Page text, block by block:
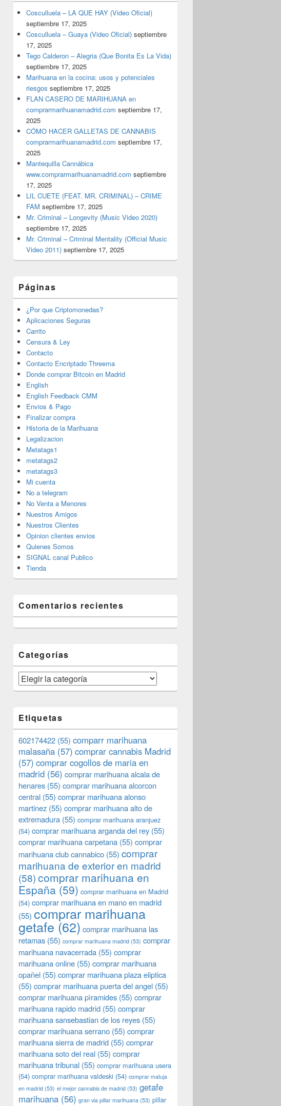
Cosculluela – LA QUE HAY (Video Oficial)
septiembre 17, 2025
Cosculluela – Guaya (Video Oficial) septiembre
17, 2025
Tego Calderon – Alegria (Que Bonita Es La Vida)
septiembre 17, 2025
Marihuana en la cocina: usos y potenciales
riesgos septiembre 17, 2025
FLAN CASERO DE MARIHUANA en
comprarmarihuanamadrid.com septiembre 17,
2025
CÓMO HACER GALLETAS DE CANNABIS
comprarmarihuanamadrid.com septiembre 17,
2025
Mantequilla Cannábica
www.comprarmarihuanamadrid.com septiembre
17, 2025
LIL CUETE (FEAT. MR. CRIMINAL) – CRIME
FAM septiembre 17, 2025
Mr. Criminal – Longevity (Music Video 2020)
septiembre 17, 2025
Mr. Criminal – Criminal Mentality (Official Music
Video 2011) septiembre 17, 2025
Páginas
¿Por que Criptomonedas?
Aplicaciones Seguras
Carrito
Censura & Ley
Contacto
Contacto Encriptado Threema
Donde comprar Bitcoin en Madrid
English
English Feedback CMM
Envios & Pago
Finalizar compra
Historia de la Marihuana
Legalizacion
Metatags1
metatags2
metatags3
Mi cuenta
No a telegram
No Venta a Menores
Nuestros Amigos
Nuestros Clientes
Opinion clientes envios
Quienes Somos
SIGNAL canal Publico
Tienda
Comentarios recientes
Categorías
Categorías
Etiquetas
602174422 (55) comparr marihuana
malasaña (57) comprar cannabis Madrid
(57) comprar cogollos de maria en
madrid (56) comprar marihuana alcala de
henares (55) comprar marihuana alcorcon
central (55) comprar marihuana alonso
martinez (55) comprar marihuana alto de
extremadura (55) comprar marihuana aranjuez
(54) comprar marihuana arganda del rey (55)
comprar marihuana carpetana (55) comprar
marihuana club cannabico (55) comprar
marihuana de exterior en madrid
(58)comprar marihuana en
España (59) comprar marihuana en Madrid
(54) comprar marihuana en mano en madrid
(55) comprar marihuana
getafe (62) comprar marihuana las
retamas (55) comprar marihuana madrid (53) comprar
marihuana navacerrada (55) comprar
marihuana online (55) comprar marihuana
opañel (55) comprar marihuana plaza eliptica
(55) comprar marihuana puerta del angel (55)
comprar marihuana pìramides (55) comprar
marihuana rapido madrid (55) comprar
marihuana sansebastian de los reyes (55)
comprar marihuana serrano (55) comprar
marihuana sierra de madrid (55) comprar
marihuana soto del real (55) comprar
marihuana tribunal (55) comprar marihuana usera
(54) comprar marihuana valdeski (54) comprar matuja
en madrid (53) el mejor cannabis de madrid (53) getafe
marihuana (56) gran via pillar marihuana (53) pillar